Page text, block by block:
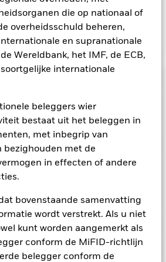
die op nationaal of
overheidsschuld beheren,
en supranationale
Wereldbank, het IMF, de ECB,
internationale
beleggers wier
bestaat uit het beleggen in
met inbegrip van
bezighouden met de
in effecten of andere
bovenstaande samenvatting
wordt verstrekt. Als u niet
kunt worden aangemerkt als
conform de MiFID-richtlijn
belegger conform de
Toon minder
MidCap Opportunities Fund
Grafiek
Rendement
prestatie van het product als het
worden gewoonlijk in kleinere
vertonen grotere
dan die van grotere bedrijven.Het
in specifieke sectoren,
economische, markt-, politieke,
De waarde
effecten kan worden
schommelingen op de
andere factoren die van invloed zijn,
nieuws, bedrijfsresultaten en
in de bedrijven.
Het Fonds streeft
uit te sluiten die zich bezighouden
13/mei/1987
JPY
1
S&P JP MidSmall Cap NET
95
Weging (%)
en classificatie